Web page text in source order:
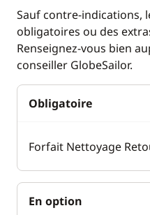
Sauf contre-indications,
obligatoires ou des
Renseignez-vous bien
conseiller GlobeSailor.
Obligatoire
Forfait Nettoyage
En option